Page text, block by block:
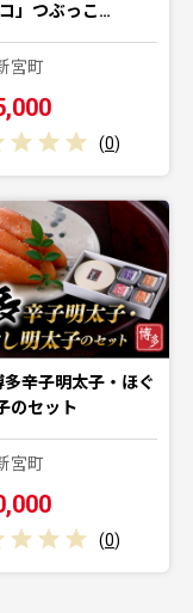
」つぶっこ…
宮町
(0)
多辛子明太子・ほぐ
のセット
宮町
(0)